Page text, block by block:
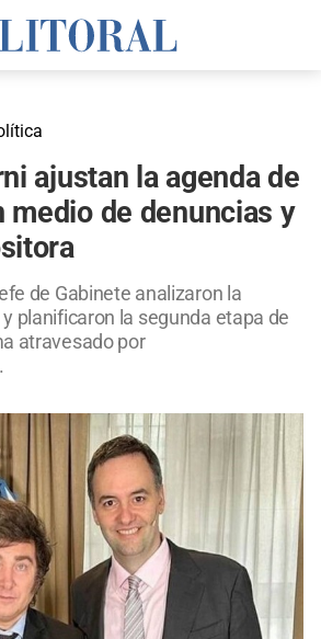
ajustan la agenda de
medio de denuncias y
de Gabinete analizaron la
planificaron la segunda etapa de
atravesado por